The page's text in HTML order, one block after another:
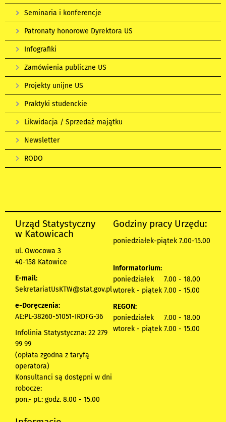
Seminaria i konferencje
Patronaty honorowe Dyrektora US
Infografiki
Zamówienia publiczne US
Projekty unijne US
Praktyki studenckie
Likwidacja / Sprzedaż majątku
Newsletter
RODO
Urząd Statystyczny
w Katowicach
ul. Owocowa 3
40-158 Katowice
E-mail:
SekretariatUsKTW@stat.gov.pl
e-Doręczenia:
AE:PL-38260-51051-IRDFG-36
Infolinia Statystyczna: 22 279
99 99
(opłata zgodna z taryfą
operatora)
Konsultanci są dostępni w dni
robocze:
pon.- pt.: godz. 8.00 - 15.00
Godziny pracy Urzędu:
poniedziałek-piątek 7.00-15.00
Informatorium:
poniedziałek 7.00 - 18.00
wtorek - piątek 7.00 - 15.00
REGON:
poniedziałek 7.00 - 18.00
wtorek - piątek 7.00 - 15.00